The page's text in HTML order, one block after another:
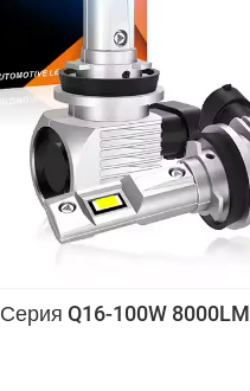
Серия Q16-100W 8000LM